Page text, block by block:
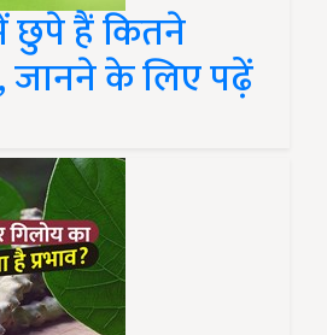
हैं कितने
के लिए पढ़ें